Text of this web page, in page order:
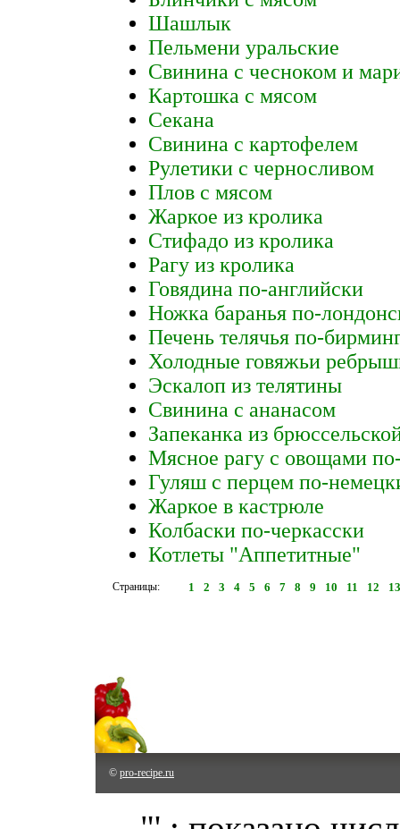
Шашлык
Пельмени уральские
Свинина с чесноком и
Картошка с мясом
Секана
Свинина с картофелем
Рулетики с черносливом
Плов с мясом
Жаркое из кролика
Стифадо из кролика
Рагу из кролика
Говядина по-английски
Ножка баранья по-
Печень телячья по-
Холодные говяжьи
Эскалоп из телятины
Свинина с ананасом
Запеканка из
Мясное рагу с овощами
Гуляш с перцем по-
Жаркое в кастрюле
Колбаски по-черкасски
Котлеты "Аппетитные"
Страницы: 1 2 3 4 5 6 7 8 9 10 11 12 13
© pro-recipe.ru